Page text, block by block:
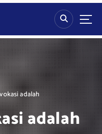
adalah
adalah